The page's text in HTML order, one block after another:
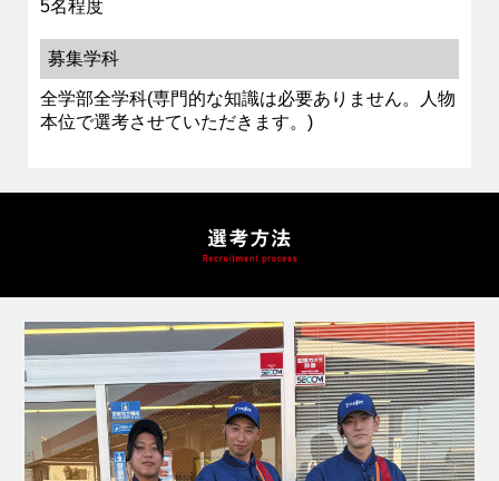
5名程度
募集学科
全学部全学科(専門的な知識は必要ありません。人物
本位で選考させていただきます。)